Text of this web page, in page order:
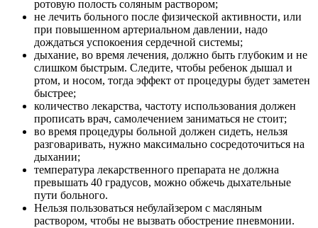
ротовую полость соляным раствором;
не лечить больного после физической активности, или
при повышенном артериальном давлении, надо
дождаться успокоения сердечной системы;
дыхание, во время лечения, должно быть глубоким и не
слишком быстрым. Следите, чтобы ребенок дышал и
ртом, и носом, тогда эффект от процедуры будет заметен
быстрее;
количество лекарства, частоту использования должен
прописать врач, самолечением заниматься не стоит;
во время процедуры больной должен сидеть, нельзя
разговаривать, нужно максимально сосредоточиться на
дыхании;
температура лекарственного препарата не должна
превышать 40 градусов, можно обжечь дыхательные
пути больного.
Нельзя пользоваться небулайзером с масляным
раствором, чтобы не вызвать обострение пневмонии.